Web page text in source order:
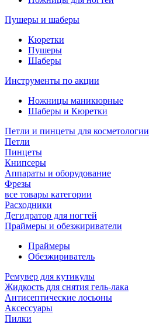
Пушеры и шаберы
Кюретки
Пушеры
Шаберы
Инструменты по акции
Ножницы маникюрные
Шаберы и Кюретки
Петли и пинцеты для косметологии
Петли
Пинцеты
Книпсеры
Аппараты и оборудование
Фрезы
все товары категории
Расходники
Дегидратор для ногтей
Праймеры и обезжириватели
Праймеры
Обезжириватель
Ремувер для кутикулы
Жидкость для снятия гель-лака
Антисептические лосьоны
Аксессуары
Пилки